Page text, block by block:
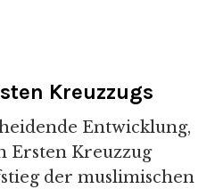
Kreuzzugs
Entwicklung,
Ersten Kreuzzug
der muslimischen